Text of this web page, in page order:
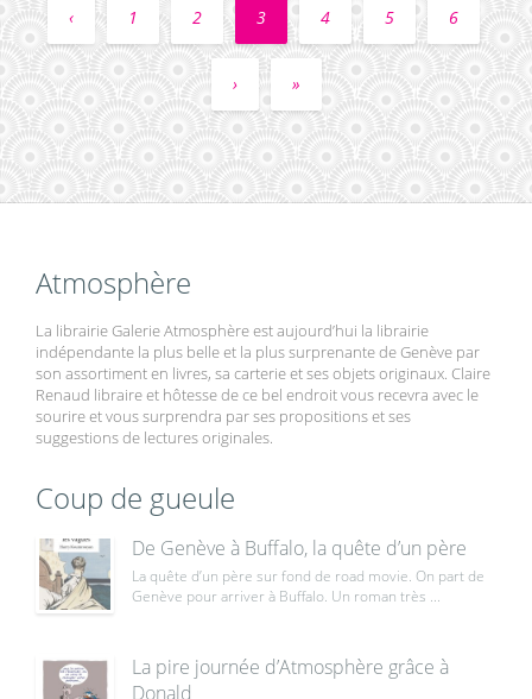
‹ 1 2 3 4 5 6
› »
Atmosphère
La librairie Galerie Atmosphère est aujourd’hui la librairie
indépendante la plus belle et la plus surprenante de Genève par
son assortiment en livres, sa carterie et ses objets originaux. Claire
Renaud libraire et hôtesse de ce bel endroit vous recevra avec le
sourire et vous surprendra par ses propositions et ses
suggestions de lectures originales.
Coup de gueule
De Genève à Buffalo, la quête d’un père
La quête d’un père sur fond de road movie. On part de
Genève pour arriver à Buffalo. Un roman très ...
La pire journée d’Atmosphère grâce à
Donald